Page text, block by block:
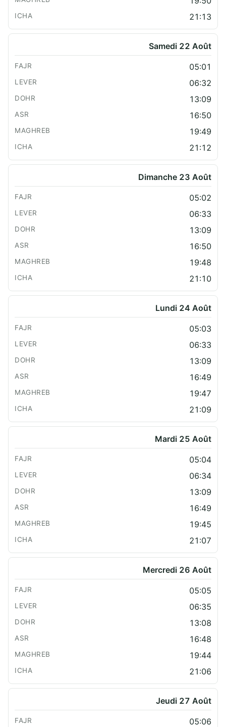
21:13
Samedi 22 Août
05:01
06:32
13:09
16:50
19:49
21:12
Dimanche 23 Août
05:02
06:33
13:09
16:50
19:48
21:10
Lundi 24 Août
05:03
06:33
13:09
16:49
19:47
21:09
Mardi 25 Août
05:04
06:34
13:09
16:49
19:45
21:07
Mercredi 26 Août
05:05
06:35
13:08
16:48
19:44
21:06
Jeudi 27 Août
05:06